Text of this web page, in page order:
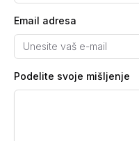
Email adresa
Podelite svoje mišljenje